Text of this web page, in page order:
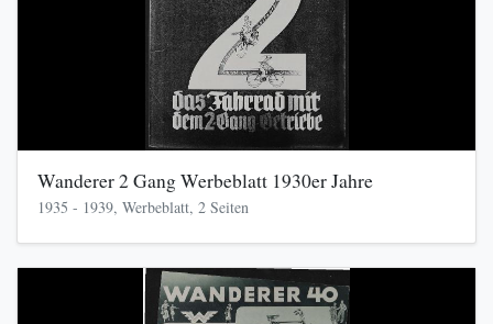
Wanderer 2 Gang Werbeblatt 1930er Jahre
1935 - 1939, Werbeblatt, 2 Seiten